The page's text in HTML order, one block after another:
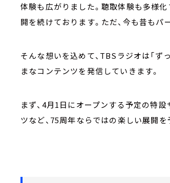
体験も広がりました。聴取体験も多様
開を続けております。ただ、今も昔も
そんな想いを込めて、TBSラジオは「ず
まなコンテンツを発信していきます。
まず、4月1日にオープンする予定の特
ツなど、75周年ならではの楽しい展開を